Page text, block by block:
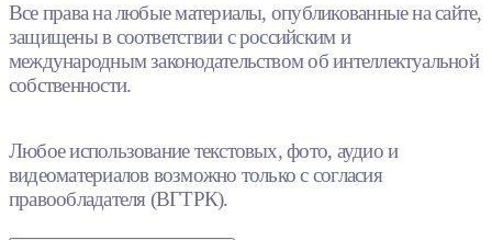
Все права на любые материалы, опубликованные на сайте,
защищены в соответствии с российским и
международным законодательством об интеллектуальной
собственности.
Любое использование текстовых, фото, аудио и
видеоматериалов возможно только с согласия
правообладателя (ВГТРК).